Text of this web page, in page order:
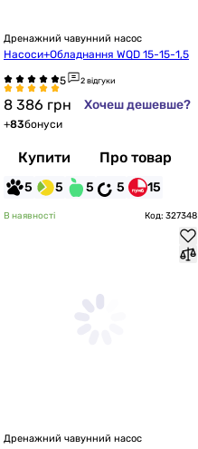
Дренажний чавунний насос
Насоси+Обладнання WQD 15-15-1,5
2 відгуки
8 386 грн Хочеш дешевше?
+83бонуси
Купити Про товар
5 5 5 5 15
В наявності Код: 327348
Дренажний чавунний насос